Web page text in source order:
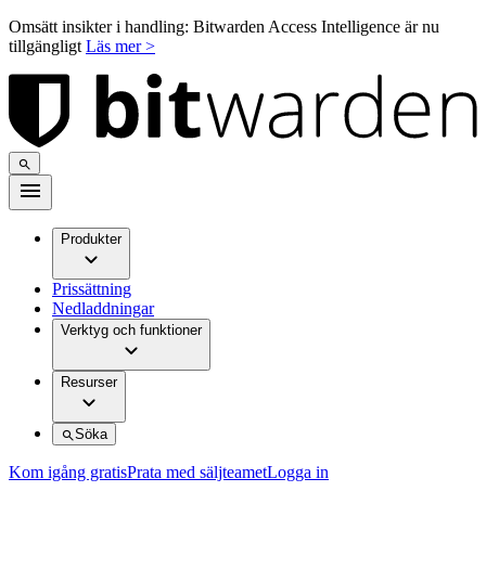
Omsätt insikter i handling: Bitwarden Access Intelligence är nu
tillgängligt Läs mer >
Produkter
Prissättning
Nedladdningar
Verktyg och funktioner
Resurser
Söka
Kom igång gratisPrata med säljteametLogga in